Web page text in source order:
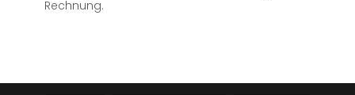
Rechnung.